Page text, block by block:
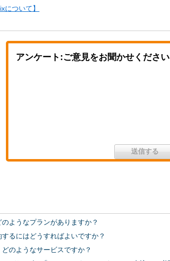
について】
アンケート:ご意見をお聞かせください
ようなプランがありますか？
るにはどうすればよいですか？
のようなサービスですか？